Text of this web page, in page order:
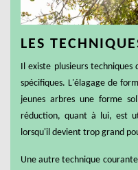
LES
Il existe plusieurs techniques
spécifiques. L'élagage de
jeunes arbres une forme
réduction, quant à lui, est
lorsqu'il devient trop grand
Une autre technique